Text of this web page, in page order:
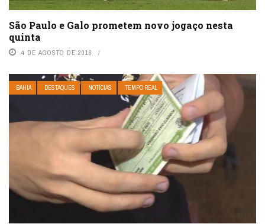
São Paulo e Galo prometem novo jogaço nesta
quinta
4 DE AGOSTO DE 2016
BAHIA DESTAQUES NOTÍCIAS TEMPO REAL